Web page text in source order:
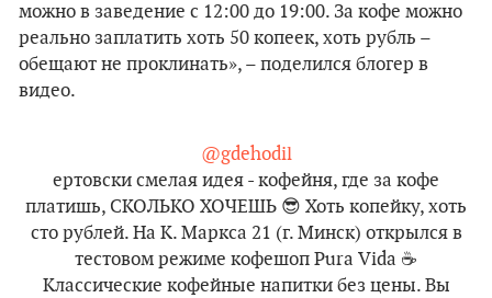
можно в заведение с 12:00 до 19:00. За кофе можно
реально заплатить хоть 50 копеек, хоть рубль –
обещают не проклинать», – поделился блогер в
видео.
@gdehodil
ертовски смелая идея - кофейня, где за кофе
платишь, СКОЛЬКО ХОЧЕШЬ 😎 Хоть копейку, хоть
сто рублей. На К. Маркса 21 (г. Минск) открылся в
тестовом режиме кофешоп Pura Vida ☕️
Классические кофейные напитки без цены. Вы